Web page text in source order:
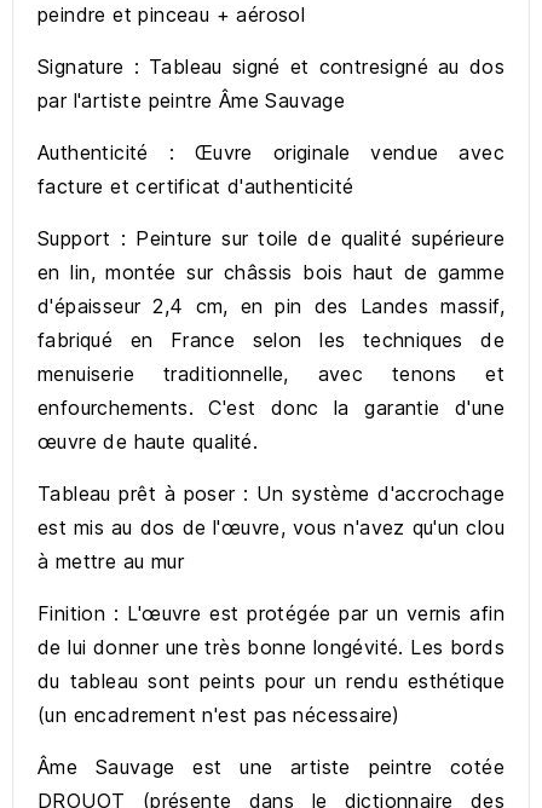
peindre et pinceau + aérosol
Signature : Tableau signé et contresigné au dos
par l'artiste peintre Âme Sauvage
Authenticité : Œuvre originale vendue avec
facture et certificat d'authenticité
Support : Peinture sur toile de qualité supérieure
en lin, montée sur châssis bois haut de gamme
d'épaisseur 2,4 cm, en pin des Landes massif,
fabriqué en France selon les techniques de
menuiserie traditionnelle, avec tenons et
enfourchements. C'est donc la garantie d'une
œuvre de haute qualité.
Tableau prêt à poser : Un système d'accrochage
est mis au dos de l'œuvre, vous n'avez qu'un clou
à mettre au mur
Finition : L'œuvre est protégée par un vernis afin
de lui donner une très bonne longévité. Les bords
du tableau sont peints pour un rendu esthétique
(un encadrement n'est pas nécessaire)
Âme Sauvage est une artiste peintre cotée
DROUOT (présente dans le dictionnaire des